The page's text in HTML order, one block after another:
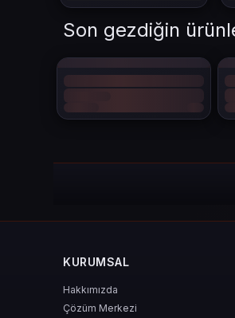
Seferleri %100 hızlandır
Komutanlarını anında
Guild savaşlarında lider rol
Oyundaki rekabetten sıyrılmak
4. 59.999
Premium PvP kozmetikleri
Yani bu taşlar, estetikten güce
Son gezdiğin
KURUMSAL
Hakkımızda
Çözüm Merkezi